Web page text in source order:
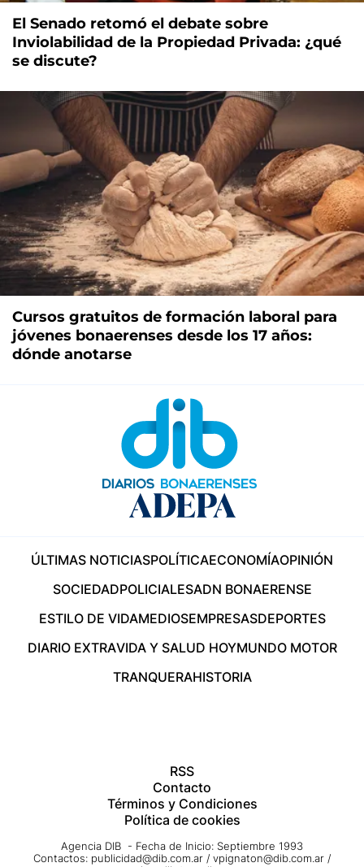
El Senado retomó el debate sobre
Inviolabilidad de la Propiedad Privada: ¿qué
se discute?
Cursos gratuitos de formación laboral para
jóvenes bonaerenses desde los 17 años:
dónde anotarse
ÚLTIMAS NOTICIASPOLÍTICAECONOMÍAOPINIÓN
SOCIEDADPOLICIALESADN BONAERENSE
ESTILO DE VIDAMEDIOSEMPRESASDEPORTES
DIARIO EXTRAVIDA Y SALUD HOYMUNDO MOTOR
TRANQUERAHISTORIA
RSS
Contacto
Términos y Condiciones
Política de cookies
Agencia DIB - Fecha de Inicio: Septiembre 1993
Contactos: publicidad@dib.com.ar / vpignaton@dib.com.ar /